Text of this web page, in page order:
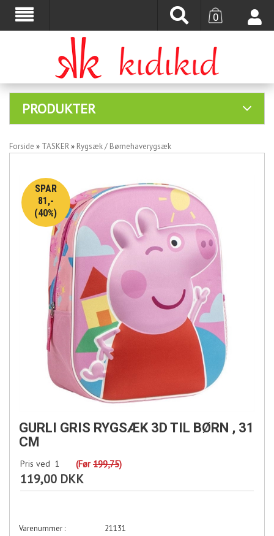
0
PRODUKTER
Forside » TASKER» Rygsæk / Børnehaverygsæk
SPAR
81,-
(40%)
GURLI GRIS RYGSÆK 3D TIL BØRN , 31
CM
Pris ved 1 (Før199,75)
119,00 DKK
21131